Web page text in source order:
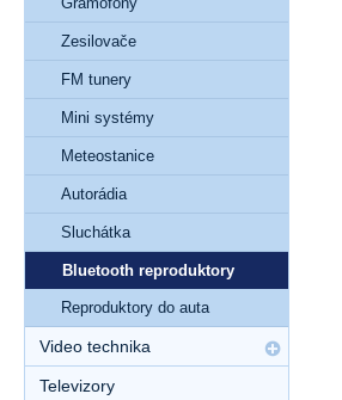
Zesilovače
FM tunery
Mini systémy
Meteostanice
Autorádia
Sluchátka
Bluetooth reproduktory
Reproduktory do auta
Video technika
Televizory